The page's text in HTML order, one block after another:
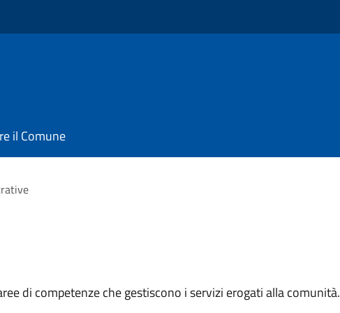
il Comune
di competenze che gestiscono i servizi erogati alla comunità.